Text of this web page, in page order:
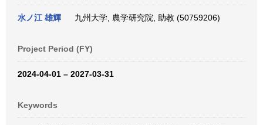
水ノ江 雄輝 九州大学, 農学研究院, 助教 (50759206)
Project Period (FY)
2024-04-01 – 2027-03-31
Keywords